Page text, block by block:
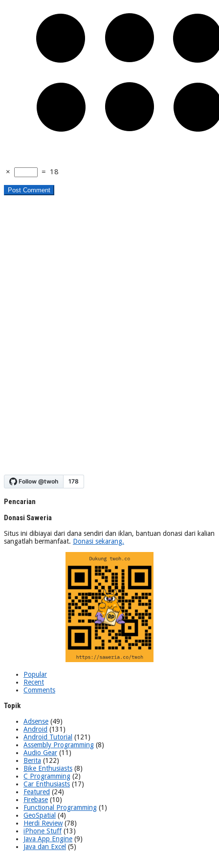
× = 18
Pencarian
Donasi Saweria
Situs ini dibiayai dari dana sendiri dan iklan, bantuan donasi dari kalian
sangatlah bermanfaat. Donasi sekarang.
Popular
Recent
Comments
Topik
Adsense (49)
Android (131)
Android Tutorial (121)
Assembly Programming (8)
Audio Gear (11)
Berita (122)
Bike Enthusiasts (8)
C Programming (2)
Car Enthusiasts (17)
Featured (24)
Firebase (10)
Functional Programming (1)
GeoSpatial (4)
Herdi Review(78)
iPhone Stuff(13)
Java App Engine (9)
Java dan Excel (5)